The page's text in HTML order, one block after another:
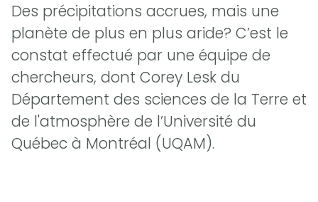
Des précipitations accrues, mais une
planète de plus en plus aride? C’est le
constat effectué par une équipe de
chercheurs, dont Corey Lesk du
Département des sciences de la Terre et
de l'atmosphère de l’Université du
Québec à Montréal (UQAM).